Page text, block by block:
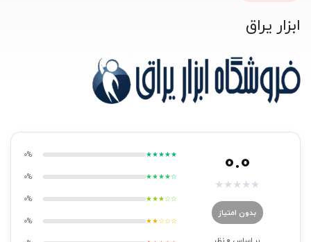
ابزار یراق
0.0
★
★
★
★
★
بدون امتیاز
★★★★★
0%
★★★★☆
0%
★★★☆☆
0%
★★☆☆☆
0%